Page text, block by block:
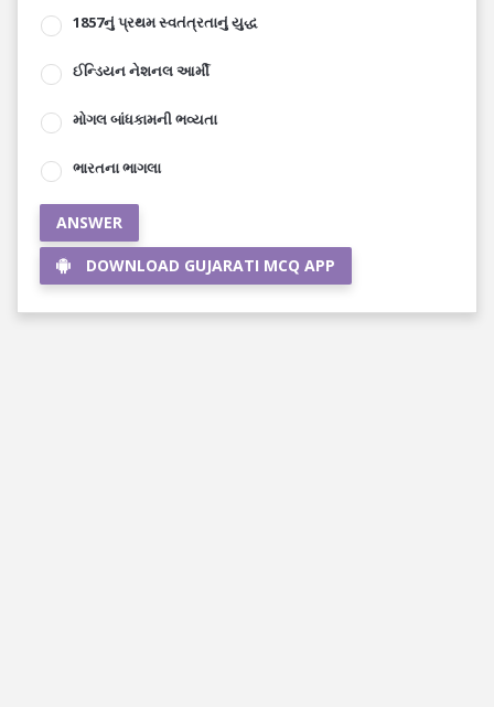
1857નું પ્રથમ સ્વતંત્રતાનું યુદ્ધ
ઈન્ડિયન નેશનલ આર્મી
મોગલ બાંધકામની ભવ્યતા
ભારતના ભાગલા
ANSWER
DOWNLOAD GUJARATI MCQ APP